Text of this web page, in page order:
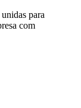
para
com